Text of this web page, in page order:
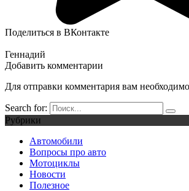
Поделиться в ВКонтакте
Геннадий
Добавить комментарии
Для отправки комментария вам необходимо
Search for:
Рубрики
Автомобили
Вопросы про авто
Мотоциклы
Новости
Полезное